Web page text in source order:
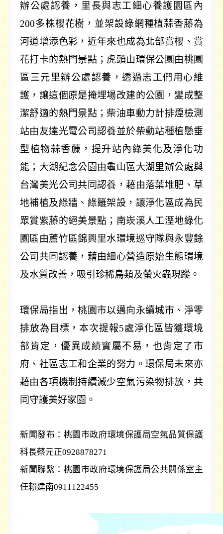
辦公處認養，里長與志工細心養護園區內
200多株櫻花樹，並架設綠網種植蒜香藤為
河道增添色彩，近年來也成為北部賞櫻、賞
花打卡的熱門景點；虎頭山環保公園由桃園
區三元里辦公處認養，透過志工們用心維
護，讓這個原是掩埋場改建的公園，變成整
潔舒適的熱門景點；柴油車動力計排煙檢測
站由友達光電公司認養並於柴動站種植懸垂
型植物蒜香藤，提升站內綠美化及淨化功
能；大湖紀念公園由龜山區大湖里辦公處與
台灣美光公司共同認養，藉由落葉堆肥、草
地補植及綠牆、綠籬架設，讓淨化區成為民
眾賞紫藤的絕美景點；南崁溪人工溼地綠化
園區由蘆竹區錦興里水環境巡守隊與永豐餘
公司共同認養，藉由細心營造原始生態環境
及水質改善，吸引珍稀鳥類及螢火蟲現蹤。
環保局指出，桃園市以邁向永續城市、淨零
排放為目標，本次提報5處淨化區皆獲環境
部肯定，優異成績實屬不易，也肯定了市
府、社區志工和企業的努力。環保局未來亦
藉由各項機制持續減少空氣污染物排放，共
同守護美好家園。
新聞發布：桃園市政府環境保護局空氣品質保護
科長蔡元正0928878271
新聞聯繫：桃園市政府環境保護局公共關係室主
任賴建南0911122455